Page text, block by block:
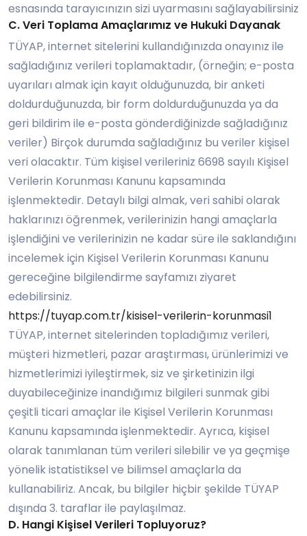
esnasında tarayıcınızın sizi uyarmasını sağlayabilirsiniz
C. Veri Toplama Amaçlarımız ve Hukuki Dayanak
TÜYAP, internet sitelerini kullandığınızda onayınız ile
sağladığınız verileri toplamaktadır, (örneğin; e-posta
uyarıları almak için kayıt olduğunuzda, bir anketi
doldurduğunuzda, bir form doldurduğunuzda ya da
geri bildirim ile e-posta gönderdiğinizde sağladığınız
veriler) Birçok durumda sağladığınız bu veriler kişisel
veri olacaktır. Tüm kişisel verileriniz 6698 sayılı Kişisel
Verilerin Korunması Kanunu kapsamında
işlenmektedir. Detaylı bilgi almak, veri sahibi olarak
haklarınızı öğrenmek, verilerinizin hangi amaçlarla
işlendiğini ve verilerinizin ne kadar süre ile saklandığını
incelemek için Kişisel Verilerin Korunması Kanunu
gereceğine bilgilendirme sayfamızı ziyaret
edebilirsiniz.
https://tuyap.com.tr/kisisel-verilerin-korunmasi1
TÜYAP, internet sitelerinden topladığımız verileri,
müşteri hizmetleri, pazar araştırması, ürünlerimizi ve
hizmetlerimizi iyileştirmek, siz ve şirketinizin ilgi
duyabileceğinize inandığımız bilgileri sunmak gibi
çeşitli ticari amaçlar ile Kişisel Verilerin Korunması
Kanunu kapsamında işlenmektedir. Ayrıca, kişisel
olarak tanımlanan tüm verileri silebilir ve ya geçmişe
yönelik istatistiksel ve bilimsel amaçlarla da
kullanabiliriz. Ancak, bu bilgiler hiçbir şekilde TÜYAP
dışında 3. taraflar ile paylaşılmaz.
D. Hangi Kişisel Verileri Topluyoruz?